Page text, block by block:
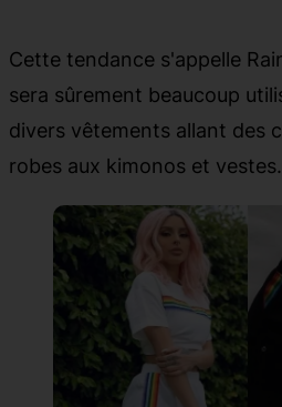
Cette tendance s'appelle
sera sûrement beaucoup
divers vêtements allant des
robes aux kimonos et vestes.